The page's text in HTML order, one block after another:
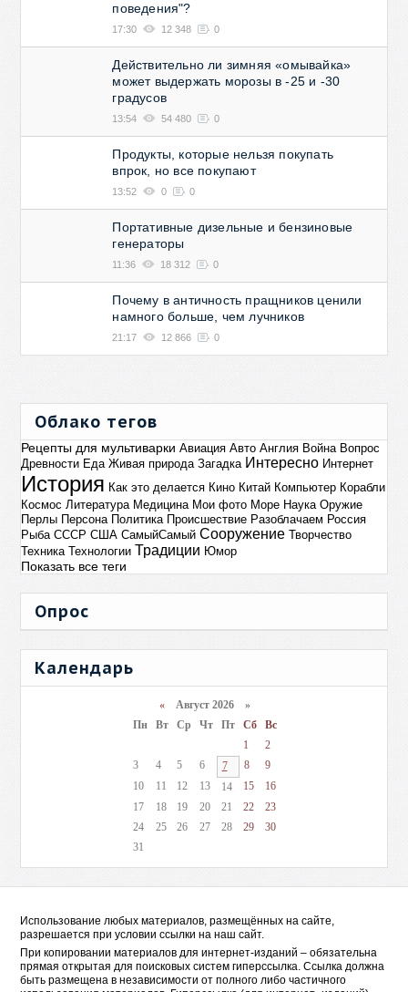
поведения"?
17:30 12 348 0
Действительно ли зимняя «омывайка»
может выдержать морозы в -25 и -30
градусов
13:54 54 480 0
Продукты, которые нельзя покупать
впрок, но все покупают
13:52 0 0
Портативные дизельные и бензиновые
генераторы
11:36 18 312 0
Почему в античность пращников ценили
намного больше, чем лучников
21:17 12 866 0
Облако тегов
Рецепты для мультиварки Авиация Авто Англия Война Вопрос
Древности Еда Живая природа Загадка Интересно Интернет
История Как это делается Кино Китай Компьютер Корабли
Космос Литература Медицина Мои фото Море Наука Оружие
Перлы Персона Политика Происшествие Разоблачаем Россия
Рыба СССР США СамыйСамый Сооружение Творчество
Техника Технологии Традиции Юмор
Показать все теги
Опрос
Календарь
«Август 2026 »
Пн
Вт Ср Чт Пт Сб
Вс
1
2
3
4 5 6 7 8
9
10
11 12 13 14 15
16
17
18 19 20 21 22
23
24
25 26 27 28 29
30
31
Использование любых материалов, размещённых на сайте,
разрешается при условии ссылки на наш сайт.
При копировании материалов для интернет-изданий – обязательна
прямая открытая для поисковых систем гиперссылка. Ссылка должна
быть размещена в независимости от полного либо частичного